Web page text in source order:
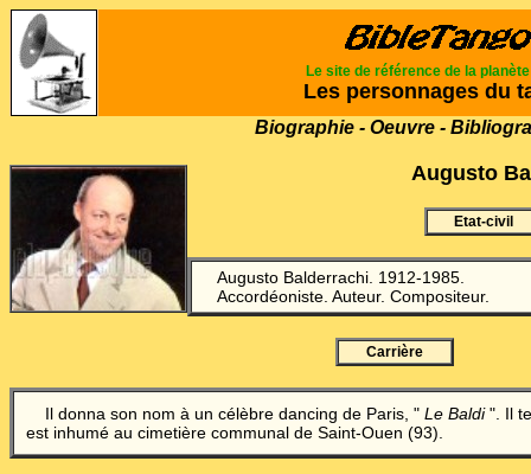
Le site de référence de la planète
Les personnages du
Biographie - Oeuvre -
Augusto
Etat-civil
Augusto Balderrachi. 1912-1985.
Accordéoniste. Auteur. Compositeur.
Carrière
Il donna son nom à un célèbre dancing de Paris, " Le Baldi". Il
est inhumé au cimetière communal de Saint-Ouen (93).